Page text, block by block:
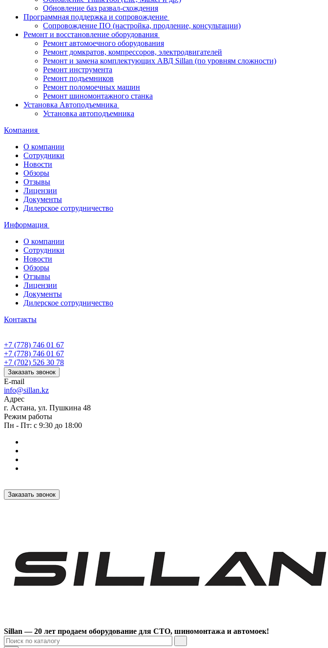
Обновление баз развал-схождения
Программная поддержка и сопровождение
Сопровождение ПО (настройка, продление, консультации)
Ремонт и восстановление оборудования
Ремонт автомоечного оборудования
Ремонт домкратов, компрессоров, электродвигателей
Ремонт и замена комплектующих АВД Sillan (по уровням сложности)
Ремонт инструмента
Ремонт подъемников
Ремонт поломоечных машин
Ремонт шиномонтажного станка
Установка Автоподъемника
Установка автоподъемника
Компания
О компании
Сотрудники
Новости
Обзоры
Отзывы
Лицензии
Документы
Дилерское сотрудничество
Информация
О компании
Сотрудники
Новости
Обзоры
Отзывы
Лицензии
Документы
Дилерское сотрудничество
Контакты
+7 (778) 746 01 67
+7 (778) 746 01 67
+7 (702) 526 30 78
Заказать звонок
E-mail
info@sillan.kz
Адрес
г. Астана, ул. Пушкина 48
Режим работы
Пн - Пт: с 9:30 до 18:00
Заказать звонок
Sillan — 20 лет продаем оборудование для СТО, шиномонтажа и автомоек!